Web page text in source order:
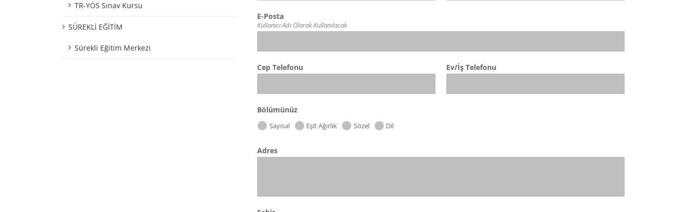
TR-YÖS Sınav Kursu
SÜREKLİ EĞİTİM
Sürekli Eğitim Merkezi
E-Posta
Kullanıcı Adı Olarak Kullanılacak
Cep Telefonu Ev/İş Telefonu
Bölümünüz
Sayısal Eşit Ağırlık Sözel Dil
Adres